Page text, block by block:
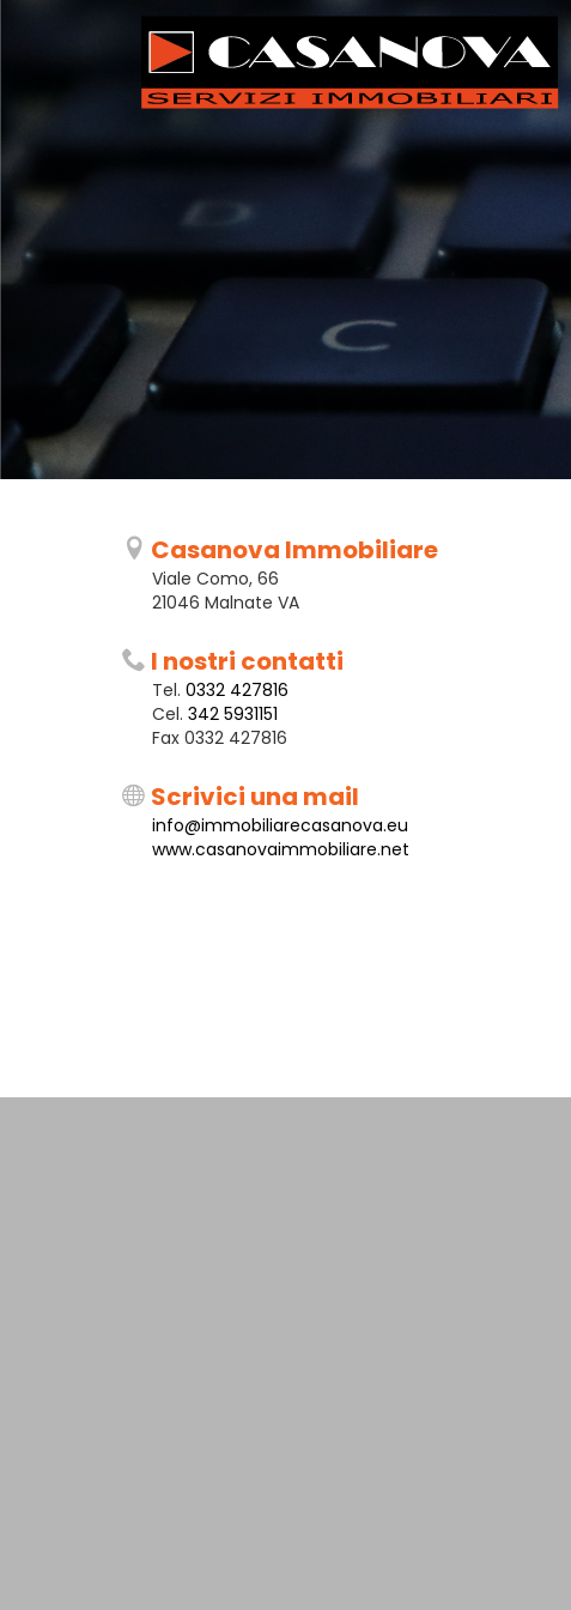
Casanova Immobiliare
Viale Como, 66
21046 Malnate VA
I nostri contatti
Tel. 0332 427816
Cel. 342 5931151
Fax 0332 427816
Scrivici una mail
info@immobiliarecasanova.eu
www.casanovaimmobiliare.net